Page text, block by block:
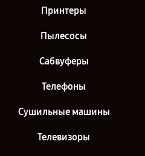
Принтеры
Пылесосы
Сабвуферы
Телефоны
Сушильные машины
Телевизоры